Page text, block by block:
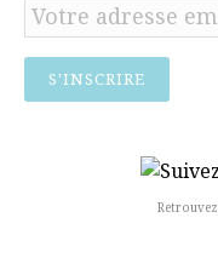
Retrouvez